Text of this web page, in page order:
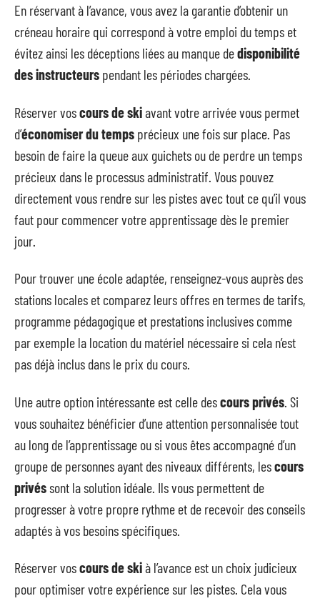
En réservant à l’avance, vous avez la garantie d’obtenir un
créneau horaire qui correspond à votre emploi du temps et
évitez ainsi les déceptions liées au manque dedisponibilité
des instructeurs pendant les périodes chargées.
Réserver voscours de skiavant votre arrivée vous permet
d’économiser du temps précieux une fois sur place. Pas
besoin de faire la queue aux guichets ou de perdre un temps
précieux dans le processus administratif. Vous pouvez
directement vous rendre sur les pistes avec tout ce qu’il vous
faut pour commencer votre apprentissage dès le premier
jour.
Pour trouver une école adaptée, renseignez-vous auprès des
stations locales et comparez leurs offres en termes de tarifs,
programme pédagogique et prestations inclusives comme
par exemple la location du matériel nécessaire si cela n’est
pas déjà inclus dans le prix du cours.
Une autre option intéressante est celle descours privés . Si
vous souhaitez bénéficier d’une attention personnalisée tout
au long de l’apprentissage ou si vous êtes accompagné d’un
groupe de personnes ayant des niveaux différents, lescours
privéssont la solution idéale. Ils vous permettent de
progresser à votre propre rythme et de recevoir des conseils
adaptés à vos besoins spécifiques.
Réserver voscours de skià l’avance est un choix judicieux
pour optimiser votre expérience sur les pistes. Cela vous